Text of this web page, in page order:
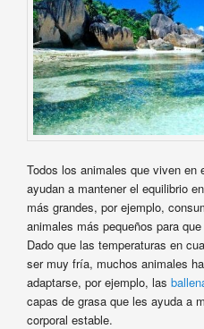
Todos los animales que viven en
ayudan a mantener el equilibrio
más grandes, por ejemplo,
animales más pequeños para
Dado que las temperaturas en
ser muy fría, muchos animales
adaptarse, por ejemplo, las
capas de grasa que les ayuda a
corporal estable.